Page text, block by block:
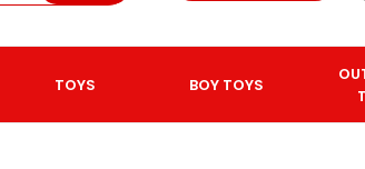
TOYS BOY TOYS